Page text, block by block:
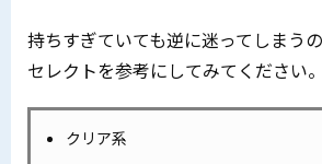
持ちすぎていても逆に迷ってしまう
セレクトを参考にしてみてください。
クリア系